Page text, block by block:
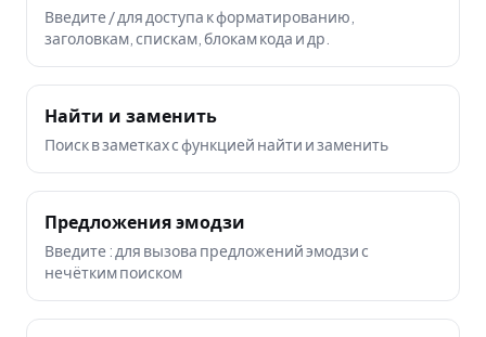
Введите / для доступа к форматированию,
заголовкам, спискам, блокам кода и др.
Найти и заменить
Поиск в заметках с функцией найти и заменить
Предложения эмодзи
Введите : для вызова предложений эмодзи с
нечётким поиском